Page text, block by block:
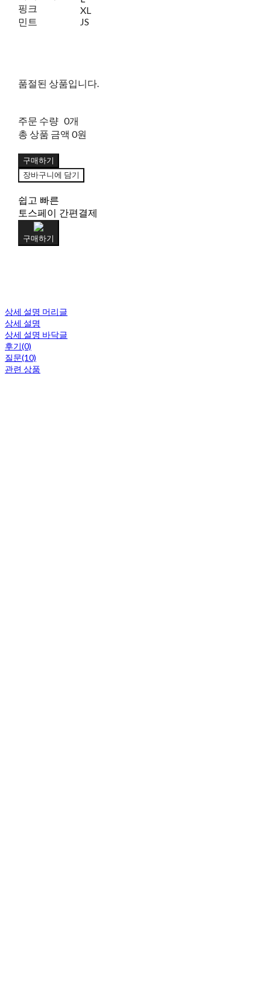
핑크
민트
XL
JS
품절된 상품입니다.
주문 수량 0개
총 상품 금액 0원
구매하기
장바구니에 담기
쉽고 빠른
토스페이 간편결제
구매하기
상세 설명 머리글
상세 설명
상세 설명 바닥글
후기(0)
질문(10)
관련 상품